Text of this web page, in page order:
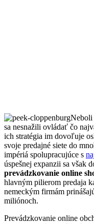
Neboli
sa nesnažili ovládať čo
ich stratégia im dovoľuje
svoje predajné siete do
impériá spolupracujúce s
úspešnej expanzii sa však
prevádzkovanie online
hlavným pilierom predaja
nemeckým firmám
miliónoch.
Prevádzkovanie online